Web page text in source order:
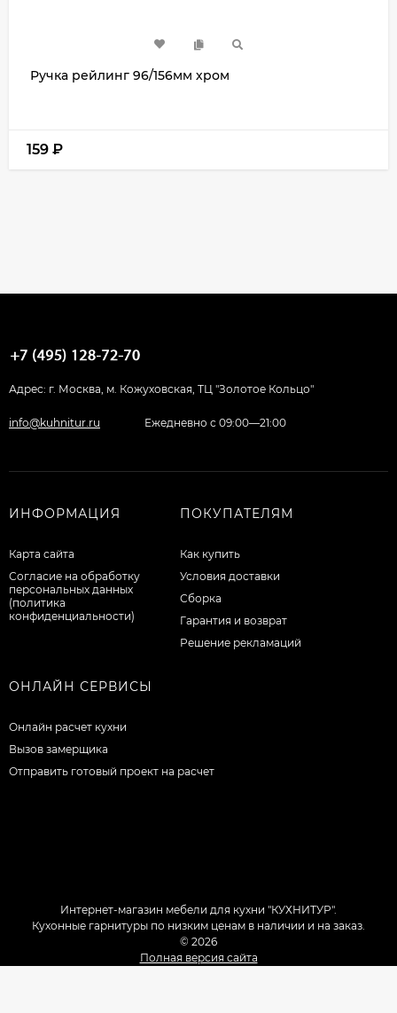
Ручка рейлинг 96/156мм хром
159 ₽
Адрес: г. Москва, м. Кожуховская, ТЦ "Золотое Кольцо"
info@kuhnitur.ru Ежедневно с 09:00—21:00
ИНФОРМАЦИЯ
Карта сайта
Согласие на обработку
персональных данных
(политика
конфиденциальности)
ПОКУПАТЕЛЯМ
Как купить
Условия доставки
Сборка
Гарантия и возврат
Решение рекламаций
ОНЛАЙН СЕРВИСЫ
Онлайн расчет кухни
Вызов замерщика
Отправить готовый проект на расчет
Интернет-магазин мебели для кухни "КУХНИТУР".
Кухонные гарнитуры по низким ценам в наличии и на заказ.
© 2026
Полная версия сайта